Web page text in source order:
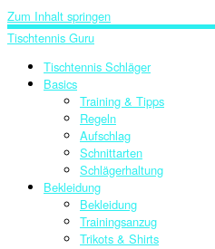
Zum Inhalt springen
Tischtennis Guru
Tischtennis Schläger
Basics
Training & Tipps
Regeln
Aufschlag
Schnittarten
Schlägerhaltung
Bekleidung
Bekleidung
Trainingsanzug
Trikots & Shirts